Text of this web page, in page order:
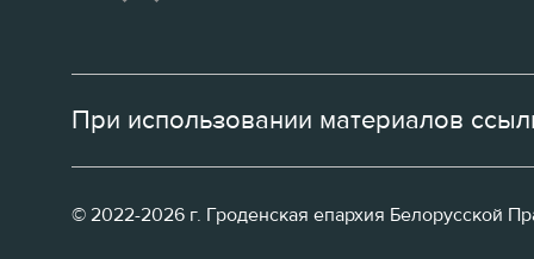
При использовании материалов
© 2022-2026 г. Гроденская епархия Белорусской